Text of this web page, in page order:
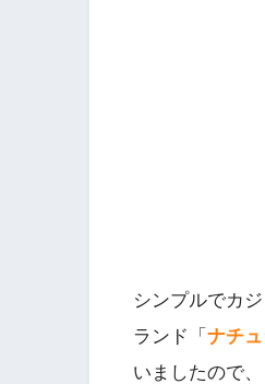
シンプルでカ
ランド「 ナチ
いましたので